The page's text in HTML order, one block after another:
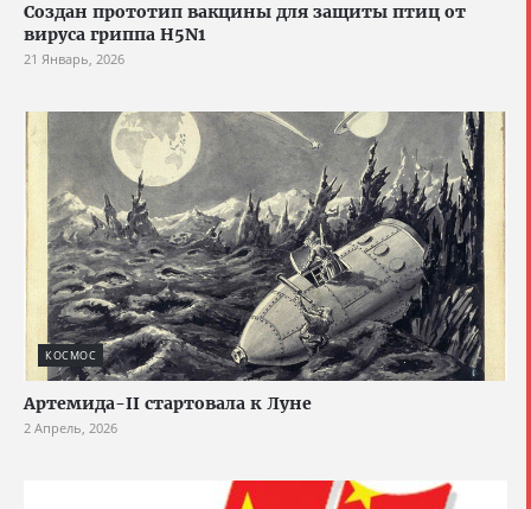
Создан прототип вакцины для защиты птиц от
вируса гриппа H5N1
21 Январь, 2026
КОСМОС
Артемида-II стартовала к Луне
2 Апрель, 2026